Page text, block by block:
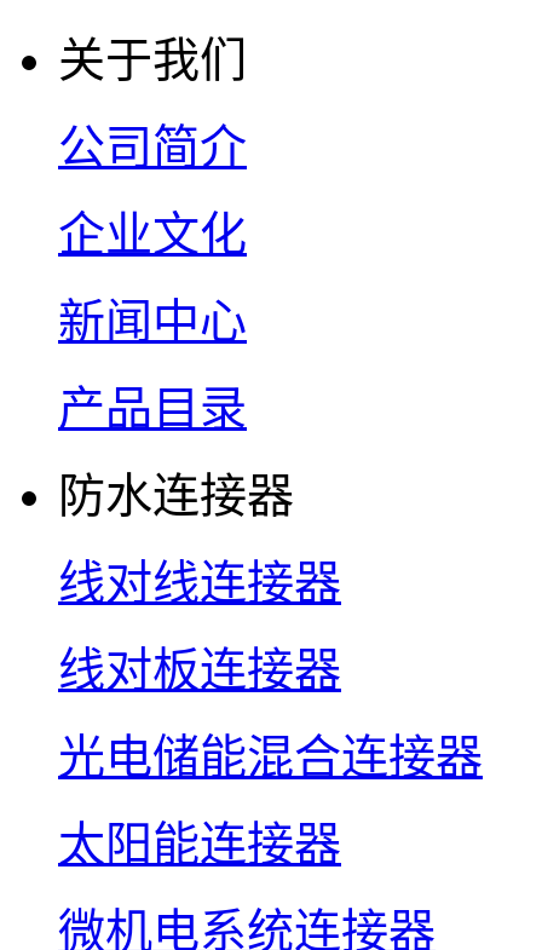
关于我们
公司简介
企业文化
新闻中心
产品目录
防水连接器
线对线连接器
线对板连接器
光电储能混合连接器
太阳能连接器
微机电系统连接器